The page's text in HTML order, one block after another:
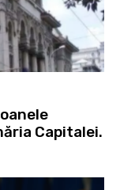
Capitalei.